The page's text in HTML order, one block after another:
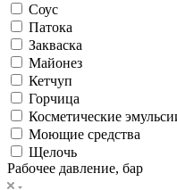
Соус
Патока
Закваска
Майонез
Кетчуп
Горчица
Косметические
Моющие средства
Щелочь
Рабочее давление, бар